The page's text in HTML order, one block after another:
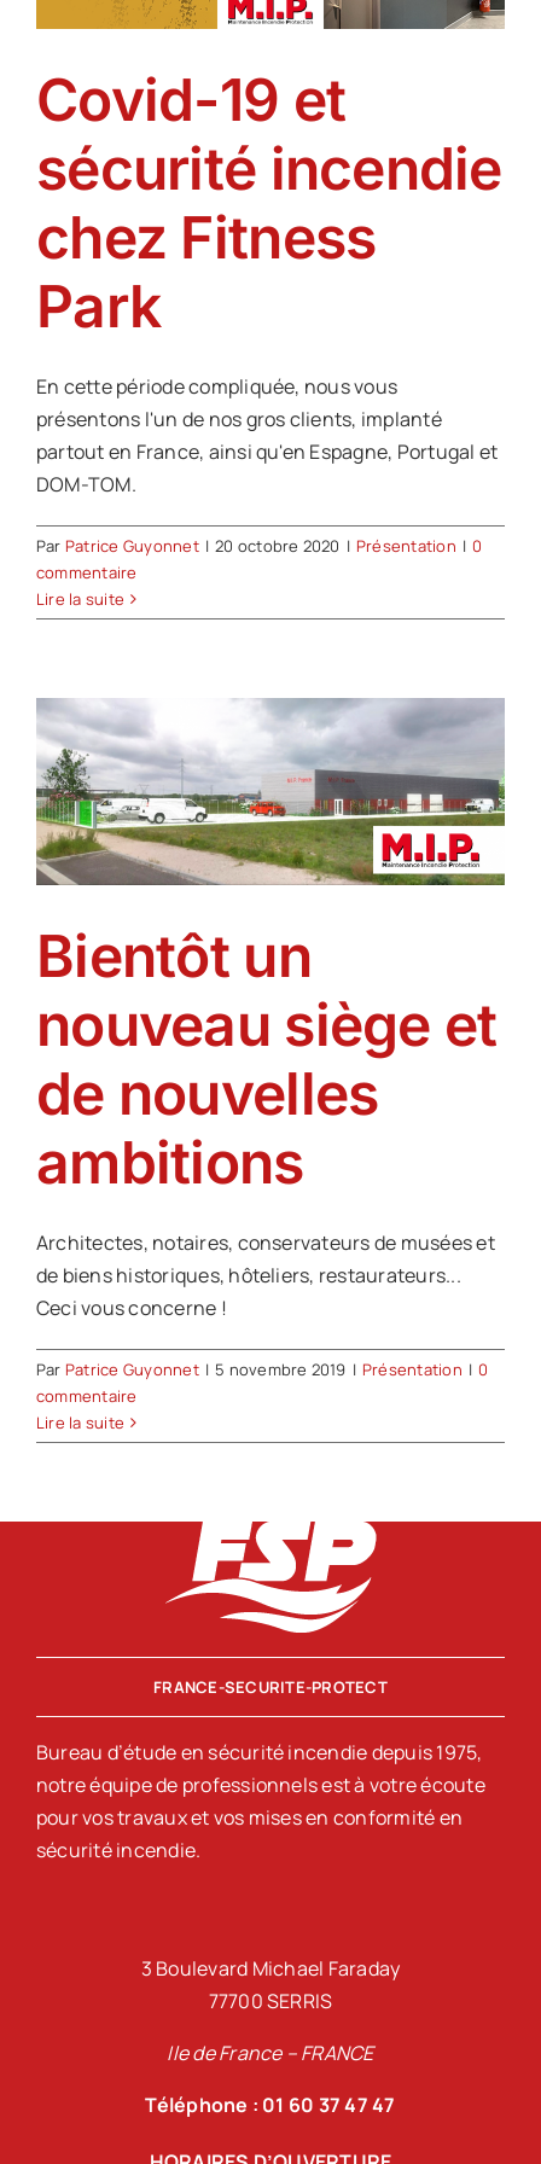
Offre d’emploi
Notre société
Contact
Covid-19 et
sécurité incendie
chez Fitness
Park
En cette période compliquée, nous vous
présentons l'un de nos gros clients, implanté
partout en France, ainsi qu'en Espagne, Portugal et
DOM-TOM.
Par Patrice Guyonnet | 20 octobre 2020 | Présentation | 0
commentaire
Lire la suite
Bientôt un
nouveau siège et
de nouvelles
ambitions
Architectes, notaires, conservateurs de musées et
de biens historiques, hôteliers, restaurateurs...
Ceci vous concerne !
Par Patrice Guyonnet | 5 novembre 2019 | Présentation | 0
commentaire
Lire la suite
FRANCE-SECURITE-PROTECT
Bureau d’étude en sécurité incendie depuis 1975,
notre équipe de professionnels est à votre écoute
pour vos travaux et vos mises en conformité en
sécurité incendie.
3 Boulevard Michael Faraday
77700 SERRIS
Ile de France – FRANCE
Téléphone : 01 60 37 47 47